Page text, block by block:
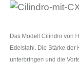
Das Modell Cilindro von
Edelstahl. Die Stärke der
unterbringen und die